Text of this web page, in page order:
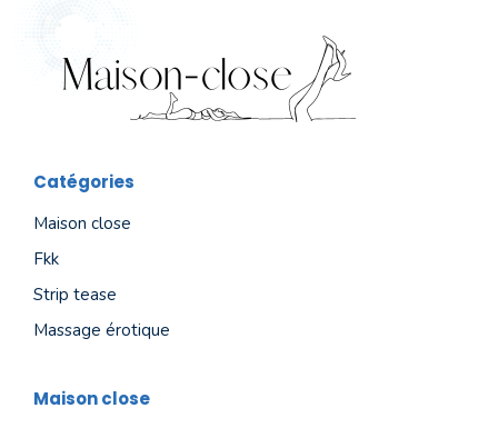
Catégories
Maison close
Fkk
Strip tease
Massage érotique
Maison close